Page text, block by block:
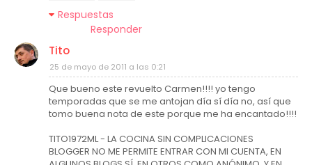
Respuestas
Responder
Tito
25 de mayo de 2011 a las 0:21
Que bueno este revuelto Carmen!!!! yo tengo
temporadas que se me antojan día sí día no, así que
tomo buena nota de este porque me ha encantado!!!!
TITO1972ML - LA COCINA SIN COMPLICACIONES
BLOGGER NO ME PERMITE ENTRAR CON MI CUENTA, EN